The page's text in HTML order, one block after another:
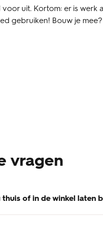
uit. Kortom: er is werk
gebruiken! Bouw je mee?
vragen
of in de winkel laten